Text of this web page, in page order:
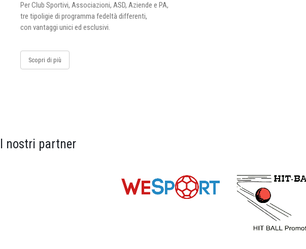
Per Club Sportivi, Associazioni, ASD, Aziende e PA,
tre tipoligie di programma fedeltà differenti,
con vantaggi unici ed esclusivi.
Scopri di più
I nostri partner